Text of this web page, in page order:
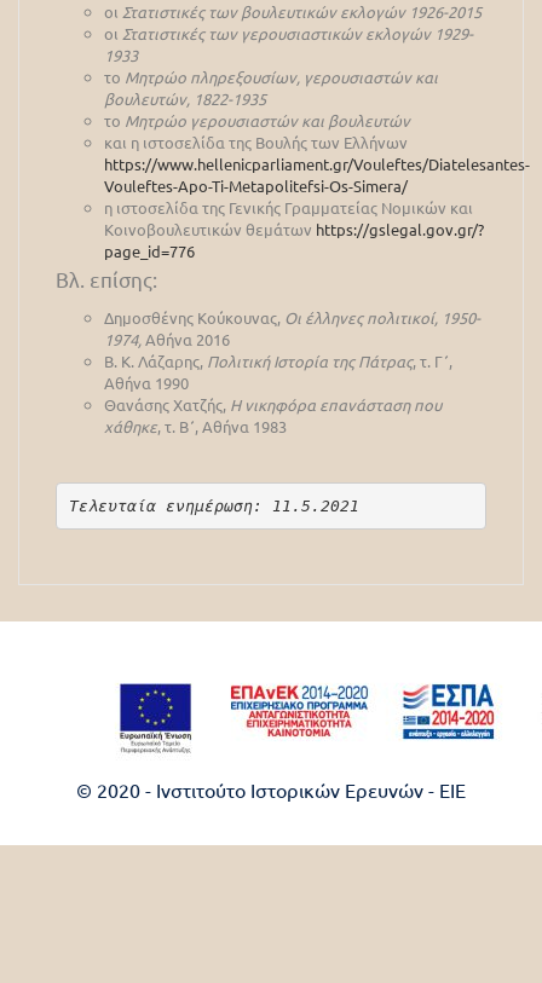
οι Στατιστικές των βουλευτικών εκλογών 1926-2015
οι Στατιστικές των γερουσιαστικών εκλογών 1929-
1933
το Μητρώο πληρεξουσίων, γερουσιαστών και
βουλευτών, 1822-1935
το Μητρώο γερουσιαστών και βουλευτών
και η ιστοσελίδα της Βουλής των Ελλήνων
https://www.hellenicparliament.gr/Vouleftes/Diatelesantes-
Vouleftes-Apo-Ti-Metapolitefsi-Os-Simera/
η ιστοσελίδα της Γενικής Γραμματείας Νομικών και
Κοινοβουλευτικών θεμάτων https://gslegal.gov.gr/?
page_id=776
Βλ. επίσης:
Δημοσθένης Κούκουνας, Οι έλληνες πολιτικοί, 1950-
1974,Αθήνα 2016
Β. Κ. Λάζαρης, Πολιτική Ιστορία της Πάτρας, τ. Γ΄,
Αθήνα 1990
Θανάσης Χατζής, Η νικηφόρα επανάσταση που
χάθηκε, τ. Β΄, Αθήνα 1983
Τελευταία ενημέρωση: 11.5.2021
© 2020 - Ινστιτούτο Ιστορικών Ερευνών - EIE